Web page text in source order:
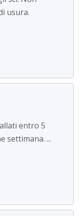
usura.
entro 5
settimana. ...